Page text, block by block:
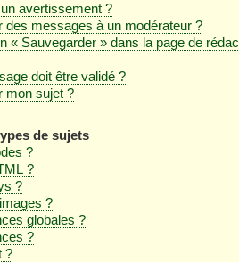
avertissement ?
des messages à un modérateur ?
« Sauvegarder » dans la page de
doit être validé ?
mon sujet ?
de sujets
?
?
?
?
globales ?
?
?